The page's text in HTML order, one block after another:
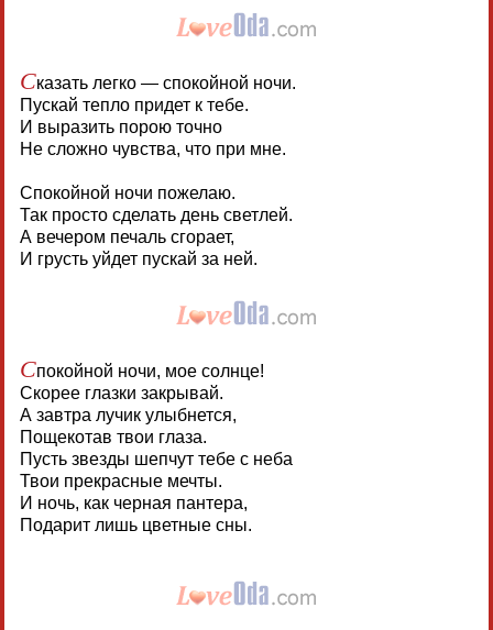
Сказать легко — спокойной ночи.
Пускай тепло придет к тебе.
И выразить порою точно
Не сложно чувства, что при мне.
Спокойной ночи пожелаю.
Так просто сделать день светлей.
А вечером печаль сгорает,
И грусть уйдет пускай за ней.
Спокойной ночи, мое солнце!
Скорее глазки закрывай.
А завтра лучик улыбнется,
Пощекотав твои глаза.
Пусть звезды шепчут тебе с неба
Твои прекрасные мечты.
И ночь, как черная пантера,
Подарит лишь цветные сны.